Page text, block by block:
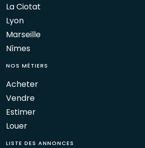
La Ciotat
Lyon
Marseille
Nîmes
NOS MÉTIERS
Acheter
Vendre
Estimer
Louer
LISTE DES ANNONCES